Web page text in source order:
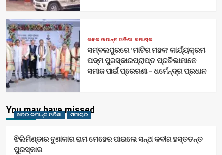
ଖବର ଉପାନ୍ତ ଓଡିଶା ସମାଚାର
ସମ୍ବଲପୁରରେ ‘ମାଟିର ମହକ’ କାର୍ଯ୍ୟକ୍ରମ
ପଦ୍ମ ପୁରସ୍କାରପ୍ରାପ୍ତ ପ୍ରତିଭାମାନେ
ସମାଜ ପାଇଁ ପ୍ରେରଣା – ଧର୍ମେନ୍ଦ୍ର ପ୍ରଧାନ
You may have missed
ଖବର ଉପାନ୍ତ ଓଡିଶା ସମାଚାର
ଝିଲିମିଣ୍ଡାର ବୁଣାକାର ରାମ ମେହେର ପାଇଲେ ସନ୍ଥ କବୀର ହସ୍ତତନ୍ତ
ପୁରସ୍କାର